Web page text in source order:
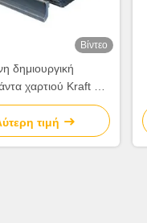
Βίντεο
δημιουργική
χαρτιού Kraft με
το διακοσμητικό
τιμή